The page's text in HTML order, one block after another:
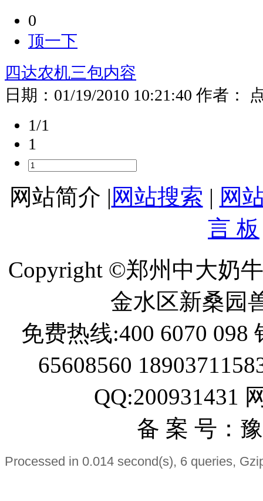
0
顶一下
四达农机三包内容
日期： 01/19/2010 10:21:40 作者：
1/1
1
网站简介 | 网站搜索 | 网
言 板
Copyright ©郑州中大奶
金水区新桑园
免费热线:400 6070 098
65608560
QQ:200931431
备 案 号：
Processed in 0.014 second(s), 6 queries,